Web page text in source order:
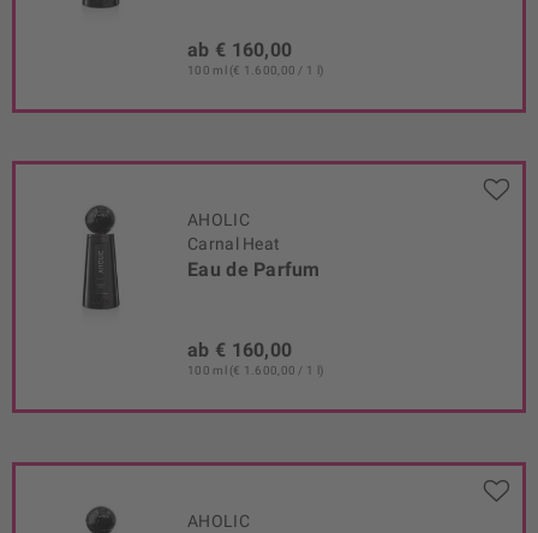
ab € 160,00
100 ml (€ 1.600,00 / 1 l)
AHOLIC
Carnal Heat
Eau de Parfum
ab € 160,00
100 ml (€ 1.600,00 / 1 l)
AHOLIC